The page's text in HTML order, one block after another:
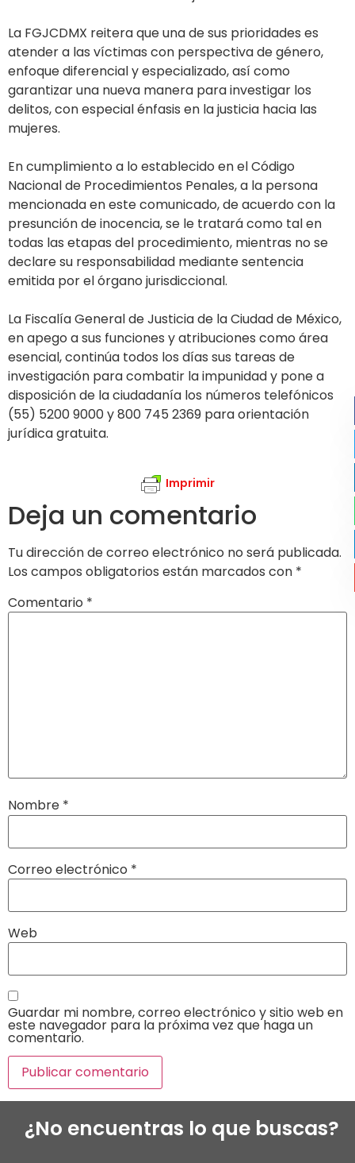
La FGJCDMX reitera que una de sus prioridades es
atender a las víctimas con perspectiva de género,
enfoque diferencial y especializado, así como
garantizar una nueva manera para investigar los
delitos, con especial énfasis en la justicia hacia las
mujeres.
En cumplimiento a lo establecido en el Código
Nacional de Procedimientos Penales, a la persona
mencionada en este comunicado, de acuerdo con la
presunción de inocencia, se le tratará como tal en
todas las etapas del procedimiento, mientras no se
declare su responsabilidad mediante sentencia
emitida por el órgano jurisdiccional.
La Fiscalía General de Justicia de la Ciudad de México,
en apego a sus funciones y atribuciones como área
esencial, continúa todos los días sus tareas de
investigación para combatir la impunidad y pone a
disposición de la ciudadanía los números telefónicos
(55) 5200 9000 y 800 745 2369 para orientación
jurídica gratuita.
Imprimir
Deja un comentario
Tu dirección de correo electrónico no será publicada.
Los campos obligatorios están marcados con *
Comentario *
Nombre *
Correo electrónico *
Web
Guardar mi nombre, correo electrónico y sitio web en
este navegador para la próxima vez que haga un
comentario.
¿No encuentras lo que buscas?